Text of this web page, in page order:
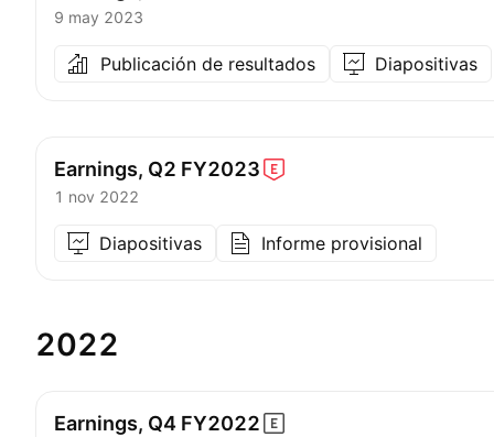
9 may 2023
Publicación de resultados Diapositivas
Earnings, Q2 FY2023
1 nov 2022
Diapositivas Informe provisional
2022
Earnings, Q4 FY2022